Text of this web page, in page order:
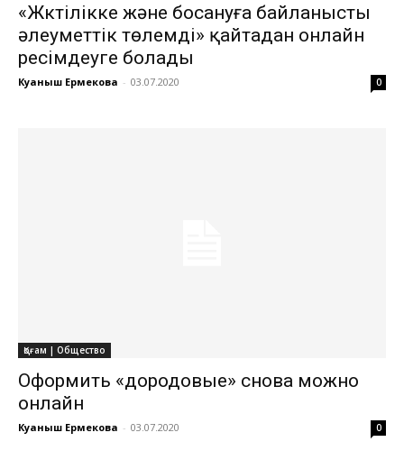
​​«Жүктілікке және босануға байланысты
әлеуметтік төлемді» қайтадан онлайн
ресімдеуге болады
Куаныш Ермекова - 03.07.2020 0
Қоғам | Общество
Оформить «дородовые» снова можно
онлайн
Куаныш Ермекова - 03.07.2020 0